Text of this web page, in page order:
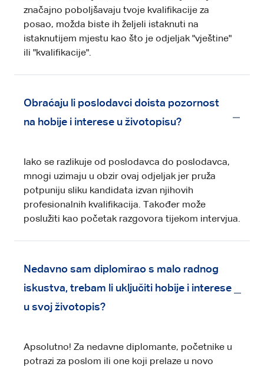
značajno poboljšavaju tvoje kvalifikacije za
posao, možda biste ih željeli istaknuti na
istaknutijem mjestu kao što je odjeljak "vještine"
ili "kvalifikacije".
Obraćaju li poslodavci doista pozornost
na hobije i interese u životopisu?
Iako se razlikuje od poslodavca do poslodavca,
mnogi uzimaju u obzir ovaj odjeljak jer pruža
potpuniju sliku kandidata izvan njihovih
profesionalnih kvalifikacija. Također može
poslužiti kao početak razgovora tijekom intervjua.
Nedavno sam diplomirao s malo radnog
iskustva, trebam li uključiti hobije i interese
u svoj životopis?
Apsolutno! Za nedavne diplomante, početnike u
potrazi za poslom ili one koji prelaze u novo